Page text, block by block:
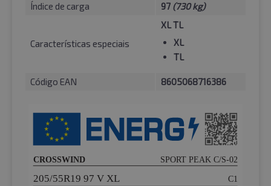
Índice de carga
97 (730 kg)
Características especiais
XL TL
XL
TL
Código EAN 8605068716386